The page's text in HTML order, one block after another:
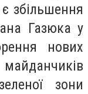
збільшення
Газюка у
нових
зони